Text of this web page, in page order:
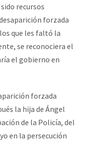
recursos
forzada
que les faltó la
se reconociera el
el gobierno en
forzada
la hija de Ángel
de la Policía, del
en la persecución